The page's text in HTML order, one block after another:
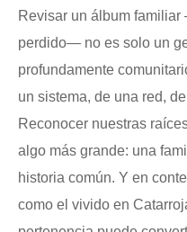
Revisar un álbum
perdido— no es solo un
profundamente
un sistema, de una red,
Reconocer nuestras
algo más grande: una
historia común. Y en
como el vivido en